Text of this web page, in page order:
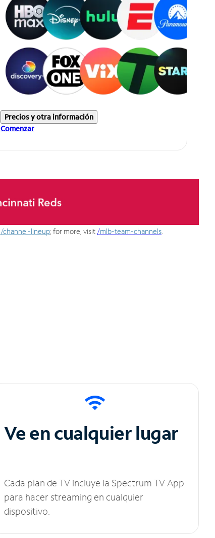
Precios y otra información
Comenzar
/channel-lineup; for more, visit /mlb-team-channels
Ve en cualquier lugar
Cada plan de TV incluye la Spectrum TV App
para hacer streaming en cualquier
dispositivo.